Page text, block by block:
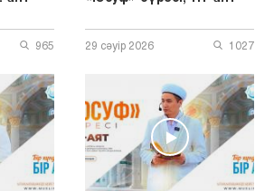
965 29 сәуір 2026 1027